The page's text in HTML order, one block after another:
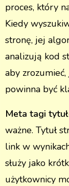
proces, który
Kiedy
stronę, jej
analizują kod
aby
powinna być
Meta tagi
ważne. Tytuł
link w
służy jako
użytkownicy